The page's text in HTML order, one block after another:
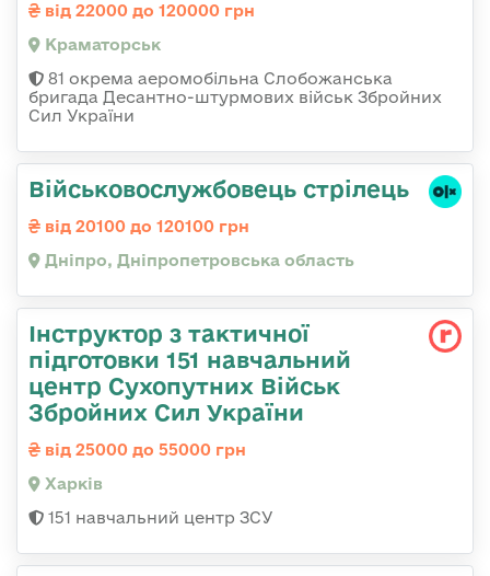
від 22000 до 120000 грн
Краматорськ
81 окрема аеромобільна Слобожанська
бригада Десантно-штурмових військ Збройних
Сил України
Військовослужбовець стрілець
від 20100 до 120100 грн
Дніпро, Дніпропетровська область
Інструктор з тактичної
підготовки 151 навчальний
центр Сухопутних Військ
Збройних Сил України
від 25000 до 55000 грн
Харків
151 навчальний центр ЗСУ